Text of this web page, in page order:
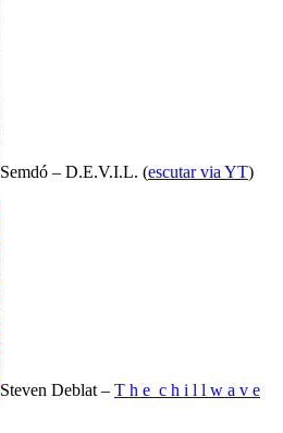
Semdó – D.E.V.I.L. (escutar via YT)
Steven Deblat – T h e c h i l l w a v e